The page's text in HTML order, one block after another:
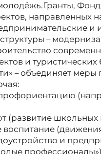
Фонд
направленных
и
–
и
– объединяет
(развитие школьных
воспитание
и